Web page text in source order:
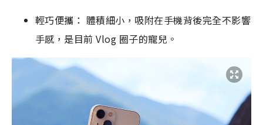
輕巧便攜： 體積細小，吸附在手機背後完全不影響
手感，是目前 Vlog 圈子的寵兒。